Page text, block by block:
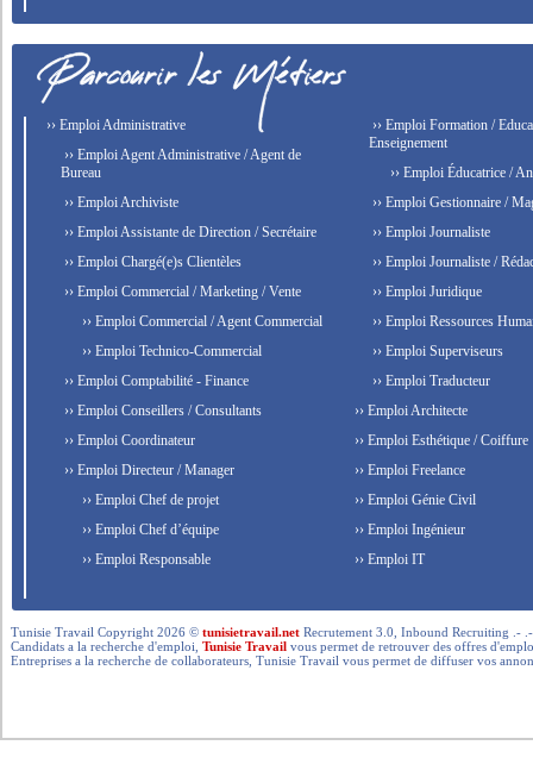
›› Emploi Administrative
›› Emploi Agent Administrative / Agent de
Bureau
›› Emploi Archiviste
›› Emploi Assistante de Direction / Secrétaire
›› Emploi Chargé(e)s Clientèles
›› Emploi Commercial / Marketing / Vente
›› Emploi Commercial / Agent Commercial
›› Emploi Technico-Commercial
›› Emploi Comptabilité - Finance
›› Emploi Conseillers / Consultants
›› Emploi Coordinateur
›› Emploi Directeur / Manager
›› Emploi Chef de projet
›› Emploi Chef d’équipe
›› Emploi Responsable
›› Emploi Formation /
Enseignement
›› Emploi Éducatrice /
›› Emploi Gestionnaire /
›› Emploi Journaliste
›› Emploi Journaliste /
›› Emploi Juridique
›› Emploi Ressources
›› Emploi Superviseurs
›› Emploi Traducteur
›› Emploi Architecte
›› Emploi Esthétique / Coiffure
›› Emploi Freelance
›› Emploi Génie Civil
›› Emploi Ingénieur
›› Emploi IT
Tunisie Travail Copyright 2026 ©tunisietravail.net Recrutement 3.0, Inbound Recruiting .-
Candidats a la recherche d'emploi,Tunisie Travail vous permet de retrouver des offres
Entreprises a la recherche de collaborateurs, Tunisie Travail vous permet de diffuser vos